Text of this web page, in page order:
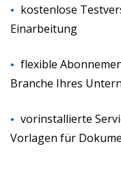
kostenlose
Einarbeitung
flexible
Branche Ihres
vorinstallierte
Vorlagen für